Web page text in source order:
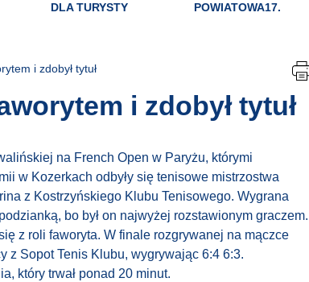
DLA TURYSTY POWIATOWA17.
i zdobył tytuł
i zdobył tytuł
na French Open w Paryżu, którymi
w Kozerkach odbyły się tenisowe mistrzostwa
z Kostrzyńskiego Klubu Tenisowego. Wygrana
bo był on najwyżej rozstawionym graczem.
z roli faworyta. W finale rozgrywanej na mączce
z Sopot Tenis Klubu, wygrywając 6:4 6:3.
który trwał ponad 20 minut.